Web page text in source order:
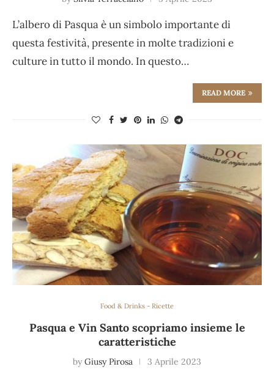
L’albero di Pasqua è un simbolo importante di
questa festività, presente in molte tradizioni e
culture in tutto il mondo. In questo…
READ MORE
Food & Drinks - Ricette
Pasqua e Vin Santo scopriamo insieme le
caratteristiche
by Giusy Pirosa 3 Aprile 2023